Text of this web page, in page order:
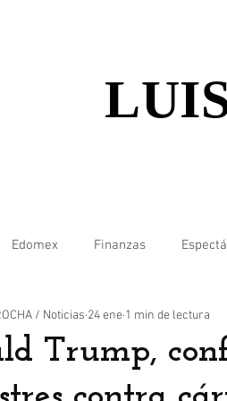
Edomex Finanzas
Trump,
/ Noticias 24 ene 1 min de lectura